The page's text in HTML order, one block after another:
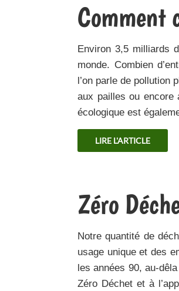
Comment
Environ 3,5 milliards
monde. Combien
l’on parle de pollution
aux pailles ou encore
écologique est
LIRE L'ARTICLE
Zéro
Notre quantité de
usage unique et des
les années 90, au-
Zéro Déchet et à